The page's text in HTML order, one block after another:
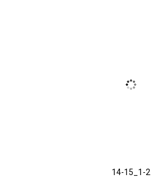
14-15_1-2